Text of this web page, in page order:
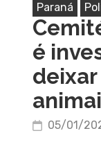
Paraná
é
05/01/